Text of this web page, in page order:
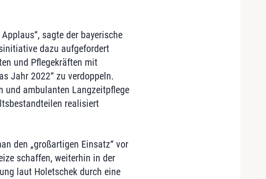
sagte der bayerische
dazu aufgefordert
und Pflegekräften mit
Jahr 2022“ zu verdoppeln.
und ambulanten Langzeitpflege
realisiert
den „großartigen Einsatz“ vor
schaffen, weiterhin in der
laut Holetschek durch eine